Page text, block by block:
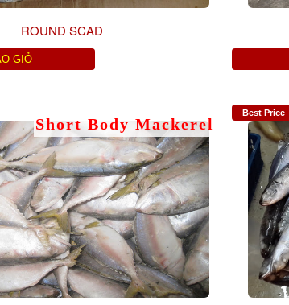
ROUND SCAD
GIỎ
Short Body Mackerel
Best Price